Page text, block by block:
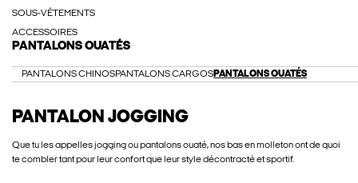
SOUS-VÊTEMENTS
ACCESSOIRES
PANTALONS OUATÉS
PANTALONS CHINOSPANTALONS CARGOSPANTALONS OUATÉS
PANTALON JOGGING
Que tu les appelles jogging ou pantalons ouaté, nos bas en molleton ont de quoi
te combler tant pour leur confort que leur style décontracté et sportif.